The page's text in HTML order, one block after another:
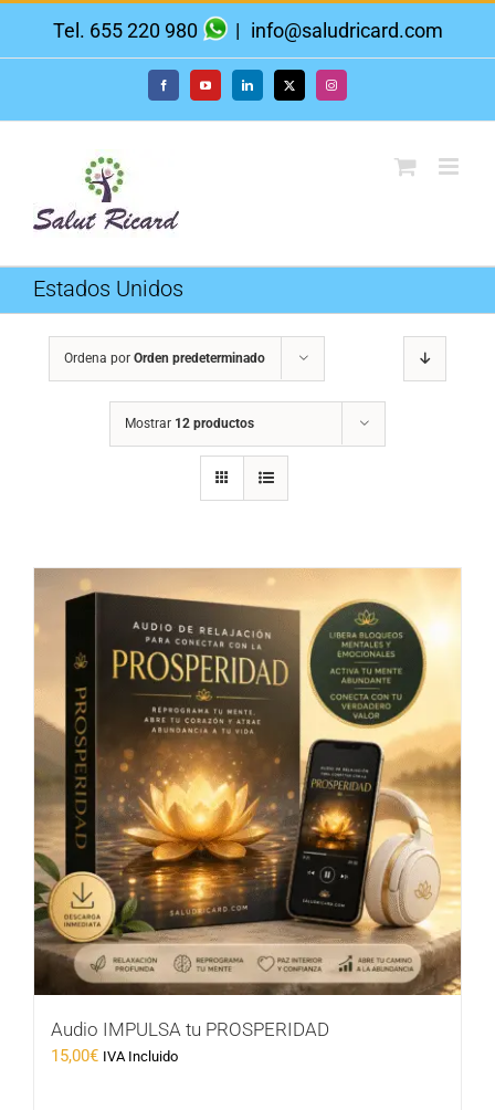
Tel. 655 220 980 | info@saludricard.com
FacebookYouTube LinkedIn X Instagram
Estados Unidos
Ordena por Orden predeterminado
Mostrar 12 productos
Audio IMPULSA tu PROSPERIDAD
15,00€ IVA Incluido